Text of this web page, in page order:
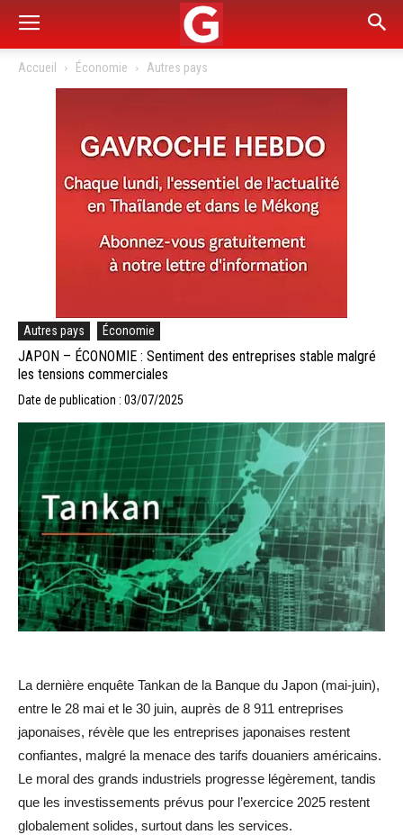
Accueil Économie Autres pays
Autres pays Économie
JAPON – ÉCONOMIE : Sentiment des entreprises stable malgré
les tensions commerciales
Date de publication : 03/07/2025
La dernière enquête Tankan de la Banque du Japon (mai-juin),
entre le 28 mai et le 30 juin, auprès de 8 911 entreprises
japonaises, révèle que les entreprises japonaises restent
confiantes, malgré la menace des tarifs douaniers américains.
Le moral des grands industriels progresse légèrement, tandis
que les investissements prévus pour l’exercice 2025 restent
globalement solides, surtout dans les services.